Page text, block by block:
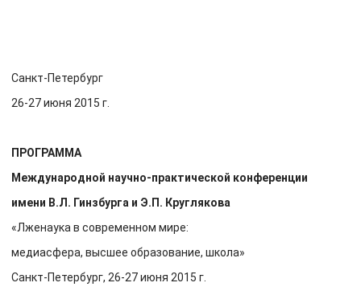
Санкт-Петербург
26-27 июня 2015 г.
ПРОГРАММА
Международной научно-практической конференции
имени В.Л. Гинзбурга и Э.П. Круглякова
«Лженаука в современном мире:
медиасфера, высшее образование, школа»
Санкт-Петербург, 26-27 июня 2015 г.